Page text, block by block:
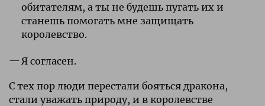
обитателям, а ты не будешь пугать их и
станешь помогать мне защищать
королевство.
Я согласен.
С тех пор люди перестали бояться дракона,
стали уважать природу, и в королевстве